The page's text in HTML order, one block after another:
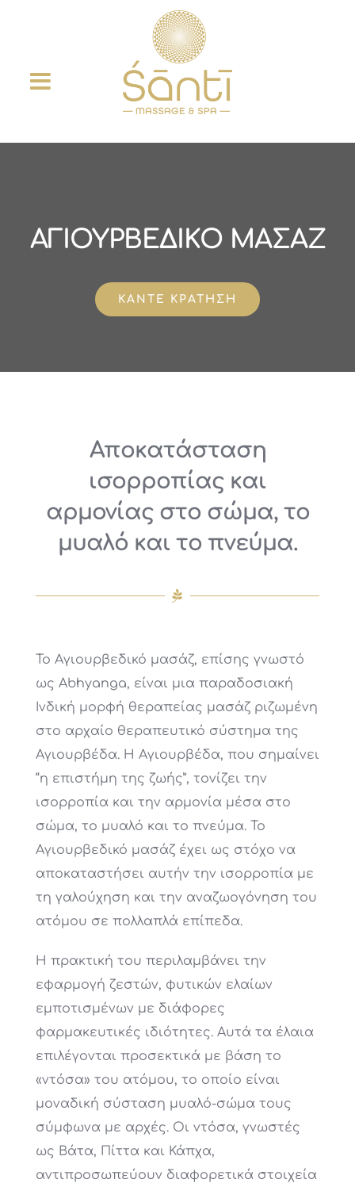
ΑΓΙΟΥΡΒΕΔΙΚΟ ΜΑΣΑΖ
ΚΑΝΤΕ ΚΡΑΤΗΣΗ
Αποκατάσταση
ισορροπίας και
αρμονίας στο σώμα, το
μυαλό και το πνεύμα.
Το Αγιουρβεδικό μασάζ, επίσης γνωστό
ως Abhyanga, είναι μια παραδοσιακή
Ινδική μορφή θεραπείας μασάζ ριζωμένη
στο αρχαίο θεραπευτικό σύστημα της
Αγιουρβέδα. Η Αγιουρβέδα, που σημαίνει
“η επιστήμη της ζωής”, τονίζει την
ισορροπία και την αρμονία μέσα στο
σώμα, το μυαλό και το πνεύμα. Το
Αγιουρβεδικό μασάζ έχει ως στόχο να
αποκαταστήσει αυτήν την ισορροπία με
τη γαλούχηση και την αναζωογόνηση του
ατόμου σε πολλαπλά επίπεδα.
Η πρακτική του περιλαμβάνει την
εφαρμογή ζεστών, φυτικών ελαίων
εμποτισμένων με διάφορες
φαρμακευτικές ιδιότητες. Αυτά τα έλαια
επιλέγονται προσεκτικά με βάση το
«ντόσα» του ατόμου, το οποίο είναι
μοναδική σύσταση μυαλό-σώμα τους
σύμφωνα με αρχές. Οι ντόσα, γνωστές
ως Βάτα, Πίττα και Κάπχα,
αντιπροσωπεύουν διαφορετικά στοιχεία